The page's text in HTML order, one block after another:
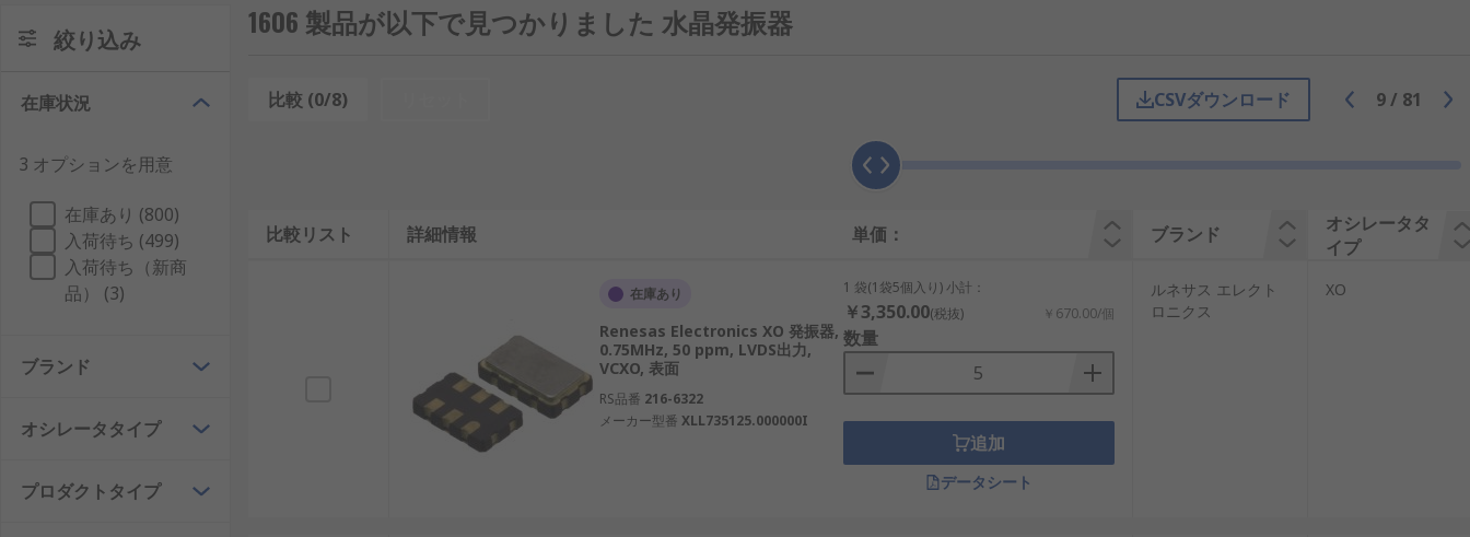
水晶発振器の仕組み
水晶発振器は、圧電効果を利用して電圧を周波数に変換する仕組みです。電圧を加えると水晶が特定の振動数で共振し、その周波数を利用して安定した電気信
号を出力します。
水晶発振器の主な機能は、時間の計測や周波数の生成です。時計やコンピュータ、通信機器などで高精度なクロック信号を供給し、システム全体の動作を同期
させます。日本の産業用ロボットやAI制御機器でも、制御基板で水晶発振器が用いられ、動作精度を高める役割を果たしています。
再生可能エネルギーシステムや風力・太陽光発電設備では、電力変換装置内で安定したスイッチング制御を行うために使用されます。国内の通信ネットワーク
やIoTデバイスにおいても、データ通信のタイミングを整えるため欠かせません。
水晶振動子（水晶ユニット）は単体の水晶共振子であり、外部の回路と組み合わせて使用します。一方、水晶発振器は水晶ユニットに加え、必要な電子回路が
組み込まれており、単独で動作可能です。水晶ユニットはより柔軟な設計が可能ですが、水晶発振器は使いやすさと安定性で優れています。
日本国内では、コンパクトなデバイスや高精度な通信機器において水晶発振器が選ばれる傾向があり、設計の簡素化や信頼性向上に寄与しています。
水晶発振器の種類
絞り込み
在庫状況
3 オプションを用意
在庫あり (800)
入荷待ち (499)
入荷待ち（新商
品） (3)
ブランド
オシレータタイプ
プロダクトタイプ
1606 製品が以下で見つかりました 水晶発振器
比較 (0/8) CSVダウンロード 9/ 81
比較リスト 詳細情報 単価： ブランド
オシレータタ
イプ
在庫あり
Renesas Electronics XO 発振器,
0.75MHz, 50 ppm, LVDS出力,
VCXO, 表面
RS品番 216-6322
メーカー型番 XLL735125.000000I
1 袋(1袋5個入り) 小計：
￥3,350.00(税抜) ￥670.00/個
数量
追加
データシート
ルネサス エレクト
ロニクス
XO